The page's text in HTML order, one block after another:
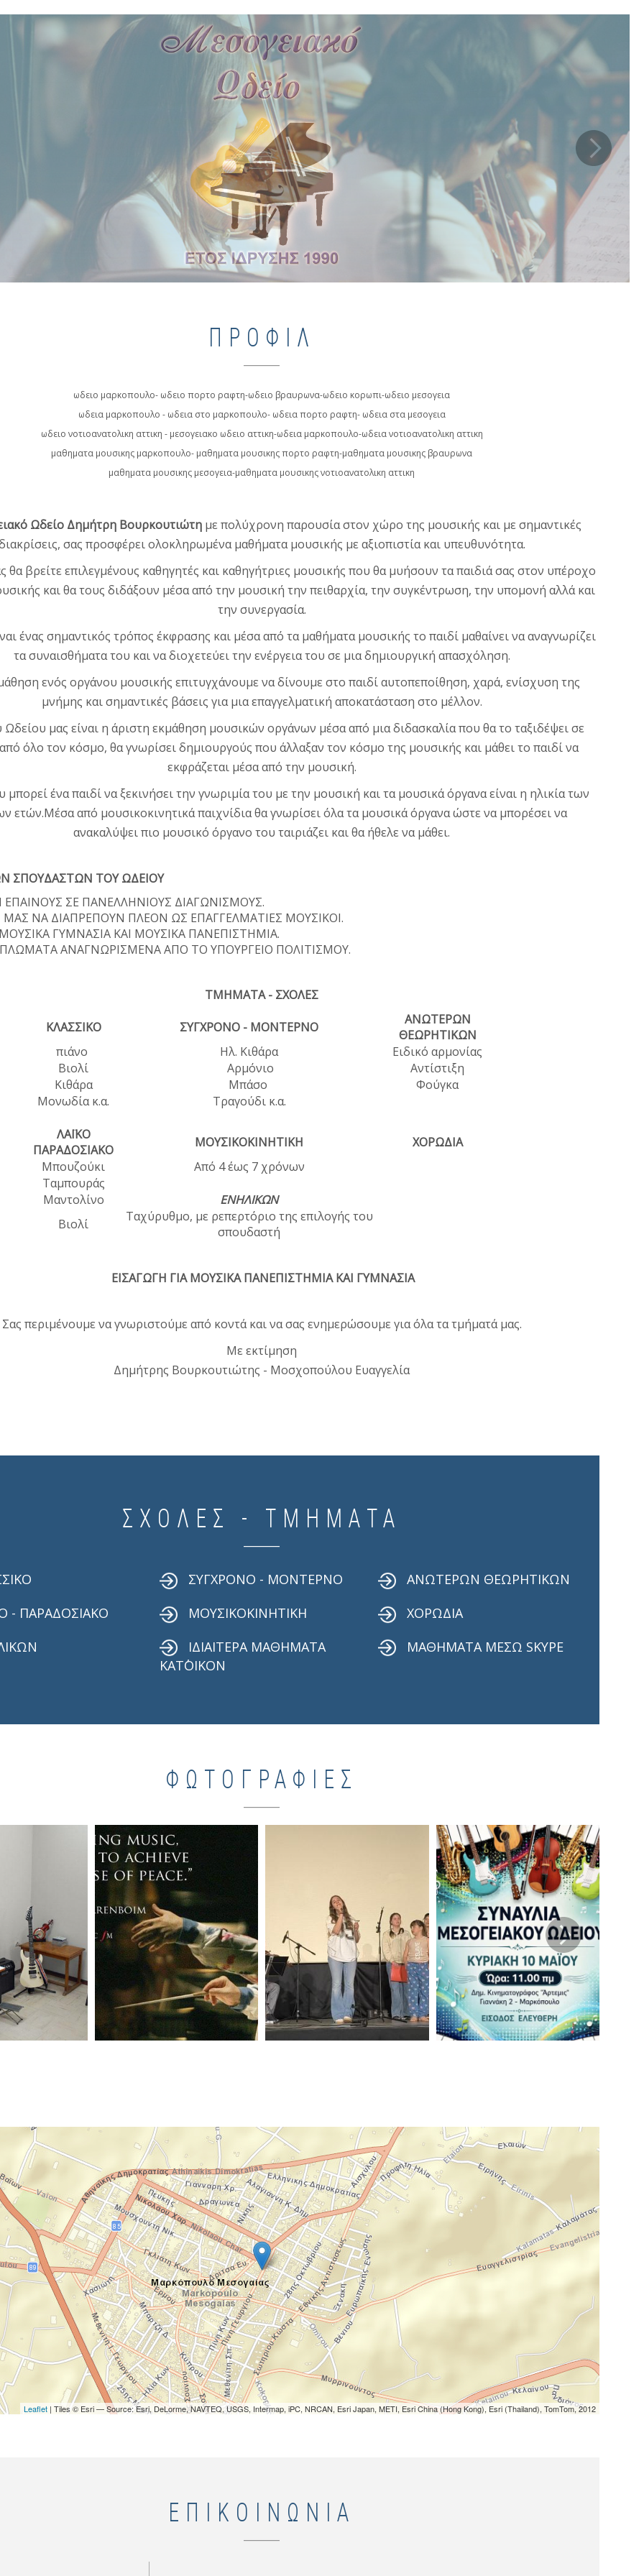
ΠΡΟΦΊΛ
ωδειο μαρκοπουλο- ωδειο πορτο ραφτη-ωδειο βραυρωνα-ωδειο κορωπι-ωδειο μεσογεια
ωδεια μαρκοπουλο - ωδεια στο μαρκοπουλο- ωδεια πορτο ραφτη- ωδεια στα μεσογεια
ωδειο νοτιοανατολικη αττικη - μεσογειακο ωδειο αττικη-ωδεια μαρκοπουλο-ωδεια νοτιοανατολικη αττικη
μαθηματα μουσικης μαρκοπουλο- μαθηματα μουσικης πορτο ραφτη-μαθηματα μουσικης βραυρωνα
μαθηματα μουσικης μεσογεια-μαθηματα μουσικης νοτιοανατολικη αττικη
Ωδείο Δημήτρη Βουρκουτιώτημε πολύχρονη παρουσία στον χώρο της μουσικής και με σημαντικές
σας προσφέρει ολοκληρωμένα μαθήματα μουσικής με αξιοπιστία και υπευθυνότητα.
θα βρείτε επιλεγμένους καθηγητές και καθηγήτριες μουσικής που θα μυήσουν τα παιδιά σας στον υπέροχο
και θα τους διδάξουν μέσα από την μουσική την πειθαρχία, την συγκέντρωση, την υπομονή αλλά και
την συνεργασία.
ένας σημαντικός τρόπος έκφρασης και μέσα από τα μαθήματα μουσικής το παιδί μαθαίνει να αναγνωρίζει
τα συναισθήματα του και να διοχετεύει την ενέργεια του σε μια δημιουργική απασχόληση.
ενός οργάνου μουσικής επιτυγχάνουμε να δίνουμε στο παιδί αυτοπεποίθηση, χαρά, ενίσχυση της
μνήμης και σημαντικές βάσεις για μια επαγγελματική αποκατάσταση στο μέλλον.
μας είναι η άριστη εκμάθηση μουσικών οργάνων μέσα από μια διδασκαλία που θα το ταξιδέψει σε
όλο τον κόσμο, θα γνωρίσει δημιουργούς που άλλαξαν τον κόσμο της μουσικής και μάθει το παιδί να
εκφράζεται μέσα από την μουσική.
μπορεί ένα παιδί να ξεκινήσει την γνωριμία του με την μουσική και τα μουσικά όργανα είναι η ηλικία των
ετών.Μέσα από μουσικοκινητικά παιχνίδια θα γνωρίσει όλα τα μουσικά όργανα ώστε να μπορέσει να
ανακαλύψει πιο μουσικό όργανο του ταιριάζει και θα ήθελε να μάθει.
ΣΠΟΥΔΑΣΤΩΝ ΤΟΥ ΩΔΕΙΟΥ
ΕΠΑΙΝΟΥΣ ΣΕ ΠΑΝΕΛΛΗΝΙΟΥΣ ΔΙΑΓΩΝΙΣΜΟΥΣ.
ΝΑ ΔΙΑΠΡΕΠΟΥΝ ΠΛΕΟΝ ΩΣ ΕΠΑΓΓΕΛΜΑΤΙΕΣ ΜΟΥΣΙΚΟΙ.
ΓΥΜΝΑΣΙΑ ΚΑΙ ΜΟΥΣΙΚΑ ΠΑΝΕΠΙΣΤΗΜΙΑ.
ΑΝΑΓΝΩΡΙΣΜΕΝΑ ΑΠΟ ΤΟ ΥΠΟΥΡΓΕΙΟ ΠΟΛΙΤΙΣΜΟΥ.
ΤΜΗΜΑΤΑ - ΣΧΟΛΕΣ
ΚΛΑΣΣΙΚΟ ΣΥΓΧΡΟΝΟ - ΜΟΝΤΕΡΝΟ
ΑΝΩΤΕΡΩΝ
ΘΕΩΡΗΤΙΚΩΝ
πιάνο
Ηλ. Κιθάρα
Ειδικό αρμονίας
Βιολί
Αρμόνιο
Αντίστιξη
Κιθάρα
Μπάσο
Φούγκα
Μονωδία κ.α.
Τραγούδι κ.α.
ΛΑΪΚΟ
ΠΑΡΑΔΟΣΙΑΚΟ
ΜΟΥΣΙΚΟΚΙΝΗΤΙΚΗ
ΧΟΡΩΔΙΑ
Μπουζούκι
Από 4 έως 7 χρόνων
Ταμπουράς
Μαντολίνο
ΕΝΗΛΙΚΩΝ
Βιολί
Ταχύρυθμο, με ρεπερτόριο της επιλογής του
σπουδαστή
ΕΙΣΑΓΩΓΗ ΓΙΑ ΜΟΥΣΙΚΑ ΠΑΝΕΠΙΣΤΗΜΙΑ ΚΑΙ ΓΥΜΝΑΣΙΑ
Σας περιμένουμε να γνωριστούμε από κοντά και να σας ενημερώσουμε για όλα τα τμήματά μας.
Με εκτίμηση
Δημήτρης Βουρκουτιώτης - Μοσχοπούλου Ευαγγελία
ΣΧΟΛΈΣ - ΤΜΉΜΑΤΑ
ΣΥΓΧΡΟΝΟ - ΜΟΝΤΕΡΝΟ
ΑΝΩΤΕΡΩΝ ΘΕΩΡΗΤΙΚΩΝ
- ΠΑΡΑΔΟΣΙΑΚΟ
ΜΟΥΣΙΚΟΚΙΝΗΤΙΚΗ
ΧΟΡΩΔΙΑ
ΙΔΙΑΙΤΕΡΑ ΜΑΘΗΜΑΤΑ
ΚΑΤ΄ΟΙΚΟΝ
ΜΑΘΗΜΑΤΑ ΜΕΣΩ SKYPE
ΦΩΤΟΓΡΑΦΙΕΣ
Leaflet | Tiles © Esri — Source: Esri, DeLorme, NAVTEQ, USGS, Intermap, iPC, NRCAN, Esri Japan, METI, Esri China (Hong Kong), Esri (Thailand), TomTom, 2012
ΕΠΙΚΟΙΝΩΝΙΑ